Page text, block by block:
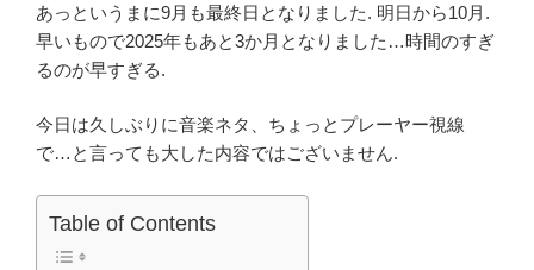
c
e
b
o
k
tt
er
e
あっというまに9月も最終日となりました. 明日から10月.
早いもので2025年もあと3か月となりました…時間のすぎ
るのが早すぎる.
今日は久しぶりに音楽ネタ、ちょっとプレーヤー視線
で…と言っても大した内容ではございません.
Table of Contents